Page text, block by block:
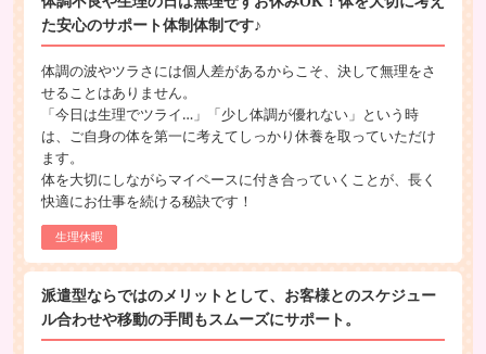
た安心のサポート体制体制です♪
体調の波やツラさには個人差があるからこそ、決して無理をさ
せることはありません。
「今日は生理でツライ…」「少し体調が優れない」という時
は、ご自身の体を第一に考えてしっかり休養を取っていただけ
ます。
体を大切にしながらマイペースに付き合っていくことが、長く
快適にお仕事を続ける秘訣です！
生理休暇
派遣型ならではのメリットとして、お客様とのスケジュー
ル合わせや移動の手間もスムーズにサポート。